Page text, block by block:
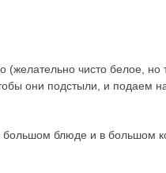
чисто белое, но
они подстыли, и подаем
блюде и в большом